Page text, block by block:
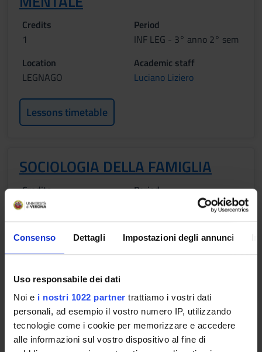
Consenso Dettagli Impostazioni degli annunci
Uso responsabile dei dati
Noi e i nostri 1022 partner trattiamo i vostri dati
personali, ad esempio il vostro numero IP, utilizzando
tecnologie come i cookie per memorizzare e accedere
alle informazioni sul vostro dispositivo al fine di
Credits
1
Period
INF LEG - 3° anno 2° sem
Location
LEGNAGO
Academic staff
Luciano Liziero
Lessons timetable
SOCIOLOGIA DELLA FAMIGLIA
Credits
1
Period
INF LEG - 3° anno 2° sem
LEGNAGO
Marta Pantalone
Lessons timetable
PSICHIATRIA